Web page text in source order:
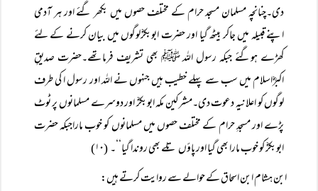
دی۔چنانچہ مسلمان مسجد حرام کے مختلف حصوں میں بکھر گئے اور ہر آدمی
اپنے قبیلہ میں جاکر بیٹھ گیا اور حضرت ابوبکرؓلوگوں میں بیان کرنے کے لئے
کھڑے ہوگئے جبکہ رسول اللہ ﷺ بھی تشریف فرماتھے۔حضرت صدیقِ
اکبرؓاسلام میں سب سے پہلے خطیب ہیں جنہوں نے اللہ اور رسول ا کی طرف
لوگوں کو اعلانیہ دعوت دی۔مشرکین مکہ ابوبکرؓ اور دوسرے مسلمانوں پر ٹوٹ
پڑے اور مسجدِ حرام کے مختلف حصوں میں مسلمانوں کو خوب ماراجبکہ حضرت
ابوبکرؓ کو خوب مارا بھی گیا اور پاؤں تلے بھی روندا گیا‘‘۔(۱۰)
ابن ہشام ابن اسحاق کے حوالے سے روایت کرتے ہیں: